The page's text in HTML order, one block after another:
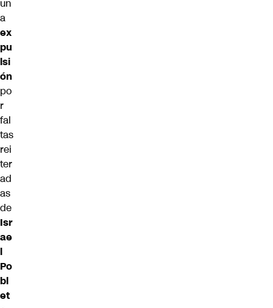
un
a
ex
pu
lsi
ón
po
r
fal
tas
rei
ter
ad
as
de
Isr
ae
l
Po
bl
et